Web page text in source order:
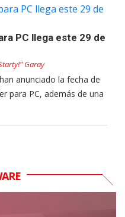
PC llega este 29 de
Garay
anunciado la fecha de
para PC, además de una